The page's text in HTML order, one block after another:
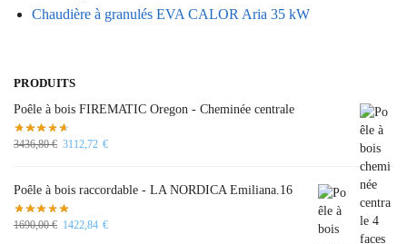
Chaudière à granulés EVA CALOR Aria 35 kW
PRODUITS
Poêle à bois FIREMATIC Oregon - Cheminée centrale
3436,80€ 3112,72 €
Poêle à bois raccordable - LA NORDICA Emiliana.16
1690,00€ 1422,84 €